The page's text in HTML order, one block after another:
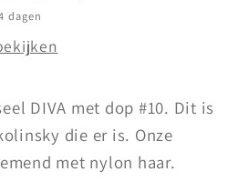
dagen
DIVA met dop #10. Dit is
die er is. Onze
met nylon haar.